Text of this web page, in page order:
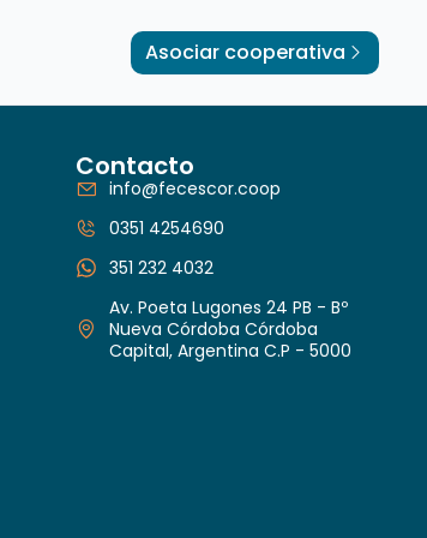
Asociar cooperativa
Contacto
info@fecescor.coop
0351 4254690
351 232 4032
Av. Poeta Lugones 24 PB - Bº
Nueva Córdoba Córdoba
Capital, Argentina C.P - 5000